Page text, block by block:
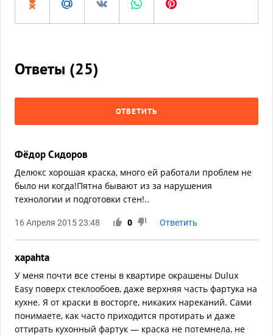
Ответы (25)
ОТВЕТИТЬ
Фёдор Сидоров
Делюкс хорошая краска, много ей работали проблем не
было ни когда!Пятна бывают из за нарушения
технологии и подготовки стен!..
16 Апреля 2015 23:48 0 Ответить
xapahta
У меня почти все стены в квартире окрашены Dulux
Easy поверх стеклообоев, даже верхняя часть фартука на
кухне. Я от краски в восторге, никаких нареканий. Сами
понимаете, как часто приходится протирать и даже
оттирать кухонный фартук — краска не потемнела, не